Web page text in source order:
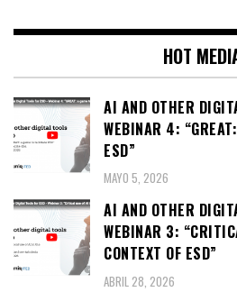
HOT
AI AND OTHER
WEBINAR 4:
ESD”
MAYO 5, 2026
AI AND OTHER
WEBINAR 3:
CONTEXT OF ESD”
ABRIL 28, 2026